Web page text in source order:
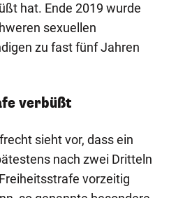
hat. Ende 2019 wurde
sexuellen
zu fast fünf Jahren
verbüßt
sieht vor, dass ein
nach zwei Dritteln
vorzeitig